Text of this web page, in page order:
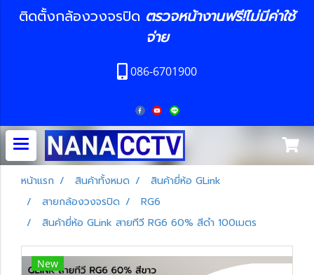
ติดตั้งกล้องวงจรปิด ตรวจหน้างานฟรี!ไม่มีค่าใช้
จ่าย
086-6701900
หน้าแรก สินค้าทั้งหมด
สินค้ายี่ห้อ GLink
สายกล้องวงจรปิด
RG6
สินค้ายี่ห้อ GLink สายทีวี RG6 60% สีดำ 100เมตร
New